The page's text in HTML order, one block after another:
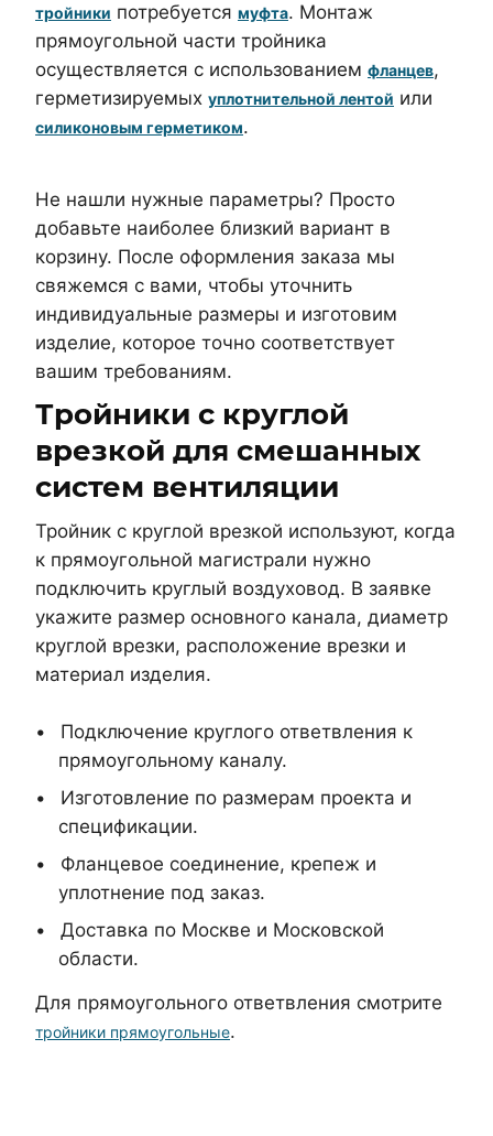
тройники потребуется муфта. Монтаж
прямоугольной части тройника
осуществляется с использованием фланцев,
герметизируемых уплотнительной лентой или
силиконовым герметиком.
Не нашли нужные параметры? Просто
добавьте наиболее близкий вариант в
корзину. После оформления заказа мы
свяжемся с вами, чтобы уточнить
индивидуальные размеры и изготовим
изделие, которое точно соответствует
вашим требованиям.
Тройники с круглой
врезкой для смешанных
систем вентиляции
Тройник с круглой врезкой используют, когда
к прямоугольной магистрали нужно
подключить круглый воздуховод. В заявке
укажите размер основного канала, диаметр
круглой врезки, расположение врезки и
материал изделия.
Подключение круглого ответвления к
прямоугольному каналу.
Изготовление по размерам проекта и
спецификации.
Фланцевое соединение, крепеж и
уплотнение под заказ.
Доставка по Москве и Московской
области.
Для прямоугольного ответвления смотрите
тройники прямоугольные.